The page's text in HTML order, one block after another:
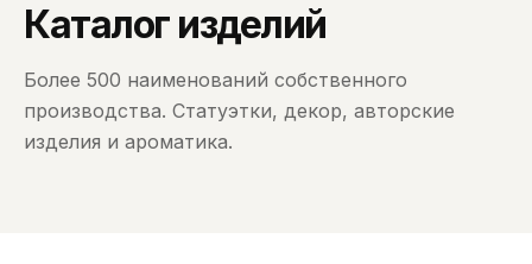
Каталог изделий
Более 500 наименований собственного
производства. Статуэтки, декор, авторские
изделия и ароматика.